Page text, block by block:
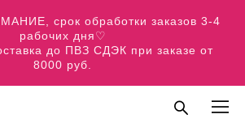
срок обработки заказов 3-4
рабочих дня♡
до ПВЗ СДЭК при заказе от
8000 руб.